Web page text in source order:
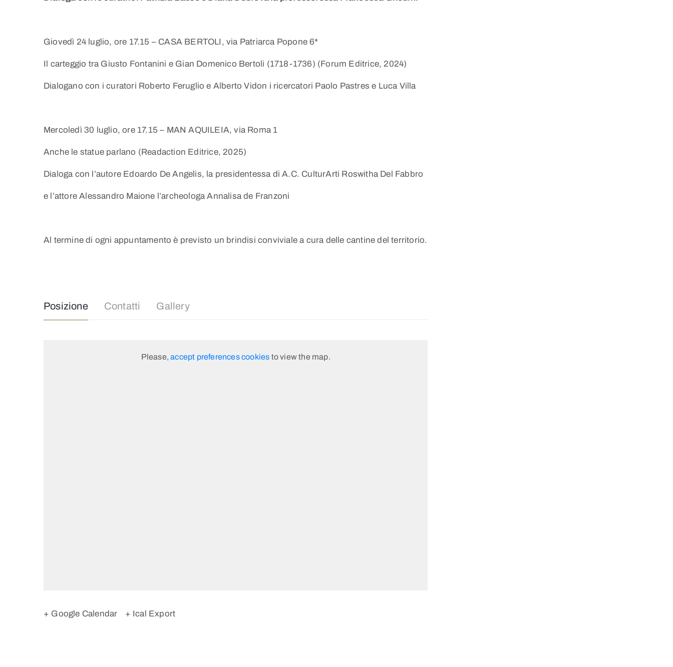
Giovedì 24 luglio, ore 17.15 – CASA BERTOLI, via Patriarca Popone 6*
Il carteggio tra Giusto Fontanini e Gian Domenico Bertoli (1718-1736) (Forum Editrice, 2024)
Dialogano con i curatori Roberto Feruglio e Alberto Vidon i ricercatori Paolo Pastres e Luca Villa
Mercoledì 30 luglio, ore 17.15 – MAN AQUILEIA, via Roma 1
Anche le statue parlano (Readaction Editrice, 2025)
Dialoga con l’autore Edoardo De Angelis, la presidentessa di A.C. CulturArti Roswitha Del Fabbro
e l’attore Alessandro Maione l’archeologa Annalisa de Franzoni
Al termine di ogni appuntamento è previsto un brindisi conviviale a cura delle cantine del territorio.
Posizione Contatti Gallery
Please,accept preferences cookies to view the map.
+ Google Calendar + Ical Export